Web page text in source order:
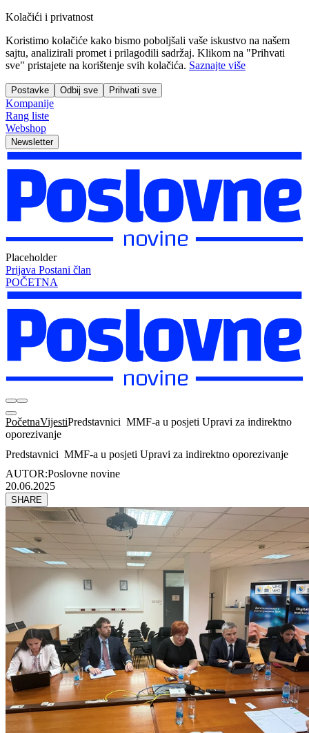
Kolačići i privatnost
Koristimo kolačiće kako bismo poboljšali vaše iskustvo na našem
sajtu, analizirali promet i prilagodili sadržaj. Klikom na "Prihvati
sve" pristajete na korištenje svih kolačića. Saznajte više
Postavke Odbij sve Prihvati sve
Kompanije
Rang liste
Webshop
Newsletter
Placeholder
Prijava Postani član
POČETNA
PočetnaVijestiPredstavnici MMF-a u posjeti Upravi za indirektno
oporezivanje
Predstavnici MMF-a u posjeti Upravi za indirektno oporezivanje
AUTOR:Poslovne novine
20.06.2025
SHARE